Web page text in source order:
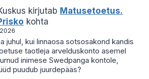
kirjutab Matusetoetus.
kohta
juhul, kui linnaosa sotsosakond kandis
taotleja arvelduskonto asemel
inimese Swedpanga kontole,
puudub juurdepääs?